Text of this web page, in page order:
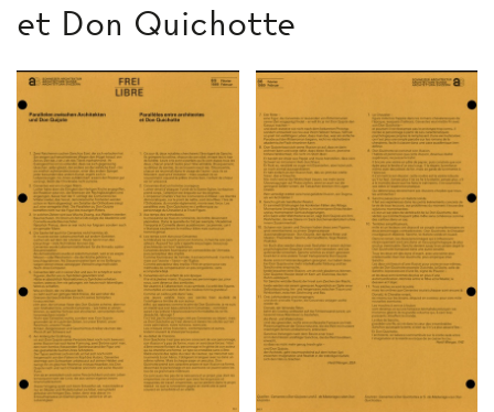
et Don Quichotte